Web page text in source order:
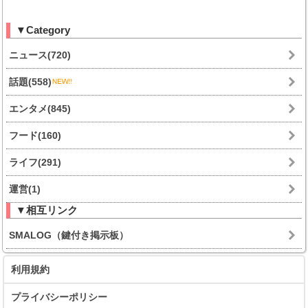
▼Category
ニュース(720)
話題(558)
エンタメ(845)
フード(160)
ライフ(291)
運営(1)
▼相互リンク
SMALOG（鍵付き掲示板）
利用規約
プライバシーポリシー